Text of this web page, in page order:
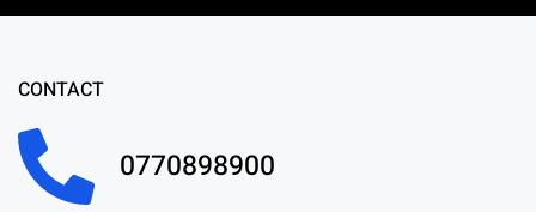
CONTACT
0770898900